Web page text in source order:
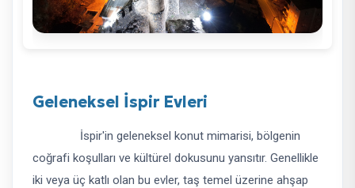
Geleneksel İspir Evleri
İspir'in geleneksel konut mimarisi, bölgenin
coğrafi koşulları ve kültürel dokusunu yansıtır. Genellikle
iki veya üç katlı olan bu evler, taş temel üzerine ahşap